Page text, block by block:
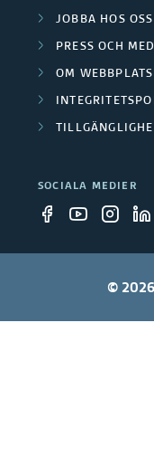
JOBBA HOS OSS
PRESS OCH
OM
SOCIALA MEDIER
© 2026